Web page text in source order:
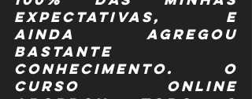
expectativas, e
ainda agregou
bastante
conhecimento. O
curso online